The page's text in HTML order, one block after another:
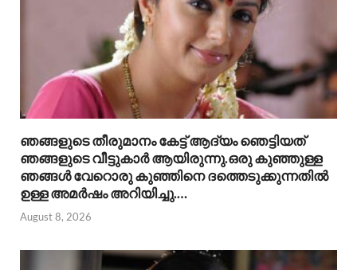
ഞങ്ങളുടെ തീരുമാനം കേട്ട് ആദ്യം ഞെട്ടിയത്
ഞങ്ങളുടെ വീട്ടുകാർ ആയിരുന്നു.ഒരു കുഞ്ഞുള്ള
ഞങ്ങൾ വേറൊരു കുഞ്ഞിനെ ദത്തെടുക്കുന്നതിൽ
ഉള്ള അമർഷം അറിയിച്ചു.…
August 8, 2026